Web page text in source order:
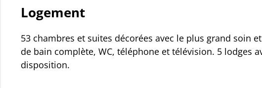
Logement
53 chambres et suites décorées avec le plus grand soin
de bain complète, WC, téléphone et télévision. 5 lodges
disposition.